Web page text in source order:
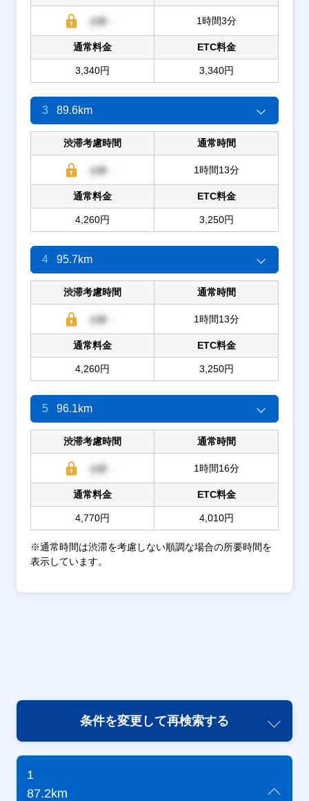
1時間3分
通常料金
3,340円
ETC料金
3,340円
3 89.6km
渋滞考慮時間 通常時間
1時間13分
通常料金
4,260円
ETC料金
3,250円
4 95.7km
渋滞考慮時間 通常時間
1時間13分
通常料金
4,260円
ETC料金
3,250円
5 96.1km
渋滞考慮時間 通常時間
1時間16分
通常料金
4,770円
ETC料金
4,010円
※通常時間は渋滞を考慮しない順調な場合の所要時間を
表示しています。
条件を変更して再検索する
1
87.2km